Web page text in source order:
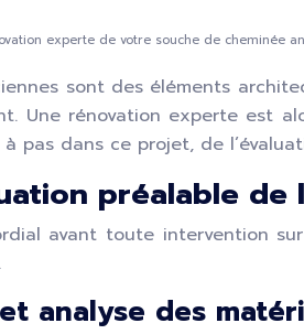
experte de votre souche de cheminée
sont des éléments
Une rénovation experte est
pas dans ce projet, de
préalable de
avant toute intervention
analyse des